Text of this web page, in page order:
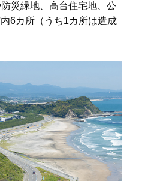
災緑地、高台住宅地、公
6カ所（うち1カ所は造成